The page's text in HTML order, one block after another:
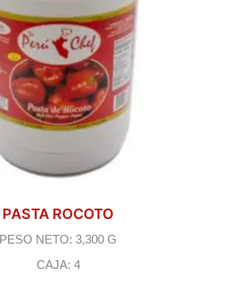
PASTA ROCOTO
PESO NETO: 3,300 G
CAJA: 4